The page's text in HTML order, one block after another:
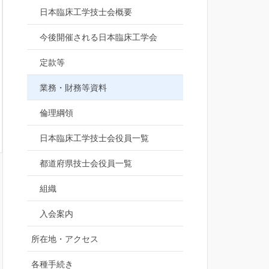
日本臨床工学技士会概要
今後開催される日本臨床工学会
定款等
業務・財務等資料
倫理綱領
日本臨床工学技士会役員一覧
都道府県技士会役員一覧
組織
入会案内
所在地・アクセス
各種手続き